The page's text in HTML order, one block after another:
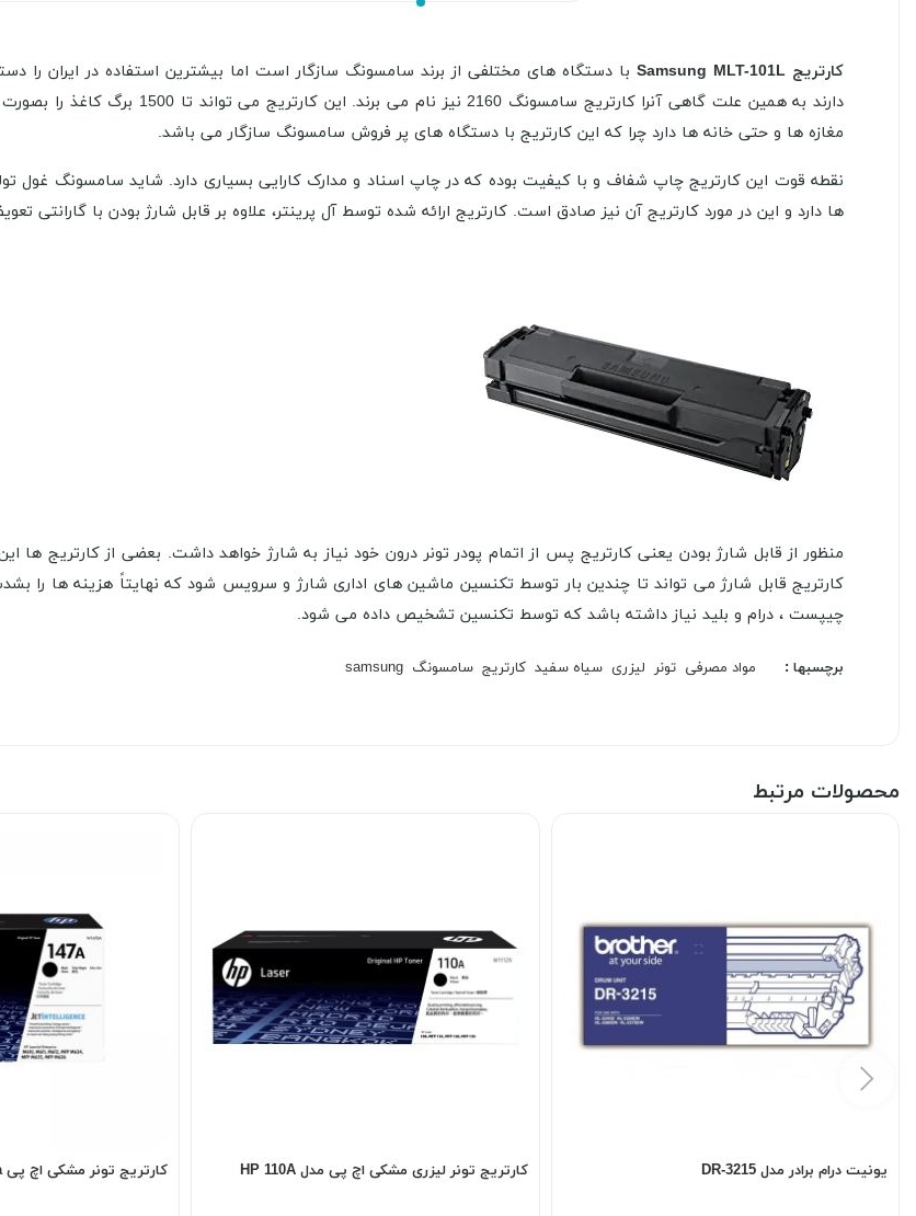
کارتریج Samsung MLT-101L
دارند به همین علت گاهی آنرا کارتریج سامسونگ 2160 نیز نام می برند. این کارتریج می تواند تا 1500 برگ کاغذ را بصورت تقریبی به چاپ برساند.
مغازه ها و حتی خانه ها دارد چرا که این کارتریج با دستگاه های پر فروش سامسونگ سازگار می باشد.
ها دارد و این در مورد کارتریج آن نیز صادق است. کارتریج ارائه شده توسط آل پرینتر، علاوه بر قابل شارژ بودن با
منظور از قابل شارژ بودن یعنی کارتریج پس از اتمام پودر تونر درون خود نیاز به شارژ خواهد داشت. بعضی از کارتریج ها
کارتریج قابل شارژ می تواند تا چندین بار توسط تکنسین ماشین های اداری شارژ و سرویس شود که نهایتاً هزینه ها
چیپست ، درام و بلید نیاز داشته باشد که توسط تکنسین تشخیص داده می شود.
برچسبها : مواد مصرفی تونر لیزری سیاه سفید کارتریج سامسونگ samsung
محصولات مرتبط
یونیت درام برادر مدل DR-3215 کارتریج تونر لیزری مشکی اچ پی مدل HP 110A کارتریج تونر مشکی اچ پی HP 147a